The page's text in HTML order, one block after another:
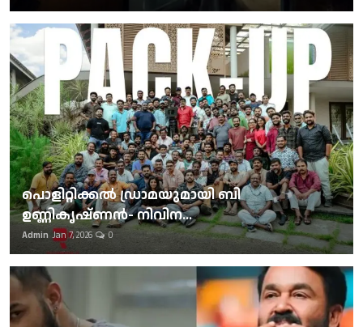
പൊളിറ്റിക്കല്‍ ഡ്രാമയുമായി ബി
ഉണ്ണികൃഷ്ണന്‍- നിവിന...
Admin Jan 7, 2026 0